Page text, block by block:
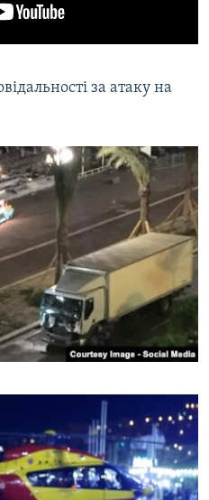
за атаку на